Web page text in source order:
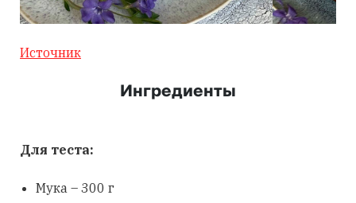
Источник
Ингредиенты
Для теста:
Мука – 300 г